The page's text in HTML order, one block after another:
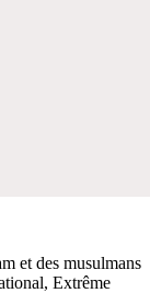
et des musulmans
Extrême